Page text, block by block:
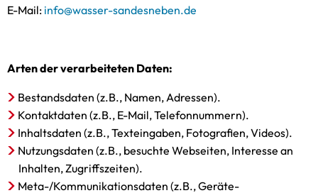
E-Mail: info@wasser-sandesneben.de
Arten der verarbeiteten Daten:
Bestandsdaten (z.B., Namen, Adressen).
Kontaktdaten (z.B., E-Mail, Telefonnummern).
Inhaltsdaten (z.B., Texteingaben, Fotografien, Videos).
Nutzungsdaten (z.B., besuchte Webseiten, Interesse an
Inhalten, Zugriffszeiten).
Meta-/Kommunikationsdaten (z.B., Geräte-